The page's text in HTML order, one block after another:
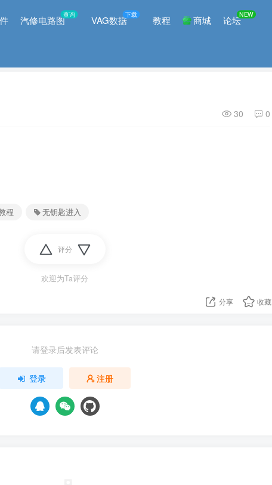
汽修电路图查询 VAG数据下载 教程 商城 论坛NEW
30 0
程 无钥匙进入
评分
欢迎为Ta评分
分享 收藏
请登录后发表评论
登录 注册